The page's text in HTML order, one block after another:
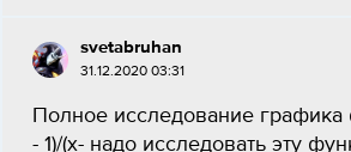
svetabruhan
31.12.2020 03:31
Полное исследование графика
- 1)/(x- надо исследовать эту